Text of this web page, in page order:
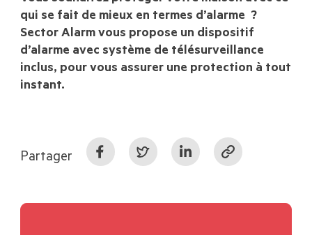
qui se fait de mieux en termes d’alarme ?
Sector Alarm vous propose un dispositif
d’alarme avec système de télésurveillance
inclus, pour vous assurer une protection à tout
instant.
Partager